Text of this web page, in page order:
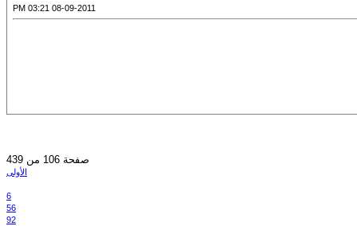
08-09-2011 03:21 PM
صفحة 106 من 439
الأولى
6
56
92